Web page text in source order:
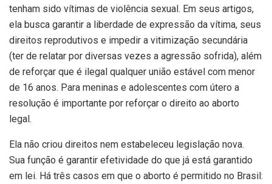
tenham sido vítimas de violência sexual. Em seus artigos,
ela busca garantir a liberdade de expressão da vítima, seus
direitos reprodutivos e impedir a vitimização secundária
(ter de relatar por diversas vezes a agressão sofrida), além
de reforçar que é ilegal qualquer união estável com menor
de 16 anos. Para meninas e adolescentes com útero a
resolução é importante por reforçar o direito ao aborto
legal.
Ela não criou direitos nem estabeleceu legislação nova.
Sua função é garantir efetividade do que já está garantido
em lei. Há três casos em que o aborto é permitido no Brasil: